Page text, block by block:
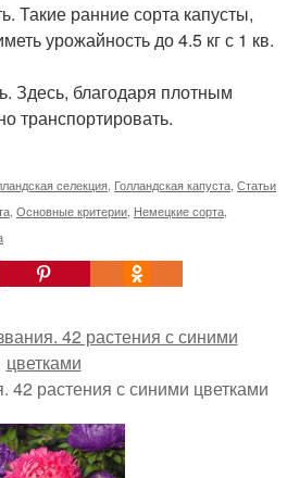
Такие ранние сорта капусты,
урожайность до 4.5 кг с 1 кв.
Здесь, благодаря плотным
транспортировать.
селекция Голландская капуста Статьи
Основные критерии Немецкие сорта
42 растения с синими цветками